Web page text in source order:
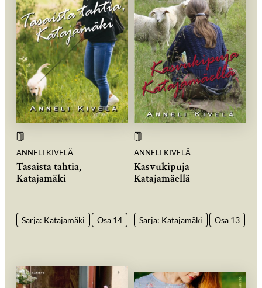
ANNELI KIVELÄ
Tasaista tahtia,
Katajamäki
Sarja: Katajamäki Osa 14
ANNELI KIVELÄ
Kasvukipuja
Katajamäellä
Sarja: Katajamäki Osa 13